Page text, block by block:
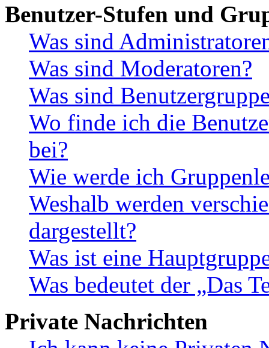
Benutzer-Stufen und
Was sind
Was sind Moderatoren?
Was sind
Wo finde ich die
bei?
Wie werde ich
Weshalb werden
dargestellt?
Was ist eine
Was bedeutet der „Das
Private Nachrichten